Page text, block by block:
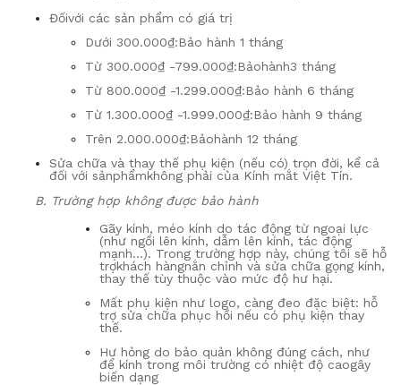
Đốivới các sản phẩm có giá trị
Dưới 300.000₫:Bảo hành 1 tháng
Từ 300.000₫ -799.000₫:Bảohành3 tháng
Từ 800.000₫ -1.299.000₫:Bảo hành 6 tháng
Từ 1.300.000₫ -1.999.000₫:Bảo hành 9 tháng
Trên 2.000.000₫:Bảohành 12 tháng
Sửa chữa và thay thế phụ kiện (nếu có) trọn đời, kể cả
đối với sảnphẩmkhông phải của Kính mắt Việt Tín.
B. Trường hợp không được bảo hành
Gãy kính, méo kính do tác động từ ngoại lực
(như ngồi lên kính, dẫm lên kính, tác động
mạnh…). Trong trường hợp này, chúng tôi sẽ hỗ
trợkhách hàngnắn chỉnh và sửa chữa gọng kính,
thay thế tùy thuộc vào mức độ hư hại.
Mất phụ kiện như logo, càng đeo đặc biệt: hỗ
trợ sửa chữa phục hồi nếu có phụ kiện thay
thế.
Hư hỏng do bảo quản không đúng cách, như
để kính trong môi trường có nhiệt độ caogây
biến dạng